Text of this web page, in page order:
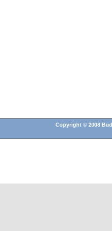
Copyright © 2008